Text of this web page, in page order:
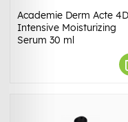
Academie Derm Acte 4D
Intensive Moisturizing
Serum 30 ml